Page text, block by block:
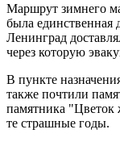
Маршрут зимнего
была единственная
Ленинград
через которую
В пункте
также почтили
памятника
те страшные годы.